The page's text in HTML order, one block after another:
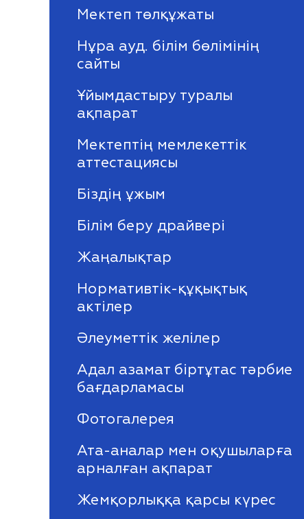
Мектеп төлқұжаты
Нұра ауд. білім бөлімінің
сайты
Ұйымдастыру туралы
ақпарат
Мектептің мемлекеттік
аттестациясы
Біздің ұжым
Білім беру драйвері
Жаңалықтар
Нормативтік-құқықтық
актілер
Әлеуметтік желілер
Адал азамат біртұтас тәрбие
бағдарламасы
Фотогалерея
Ата-аналар мен оқушыларға
арналған ақпарат
Жемқорлыққа қарсы күрес